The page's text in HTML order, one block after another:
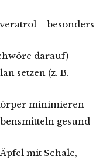
– besonders
darauf)
setzen (z. B.
minimieren
gesund
mit Schale,